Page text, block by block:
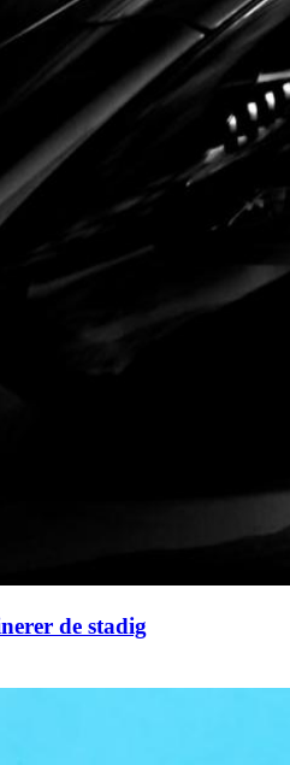
de stadig